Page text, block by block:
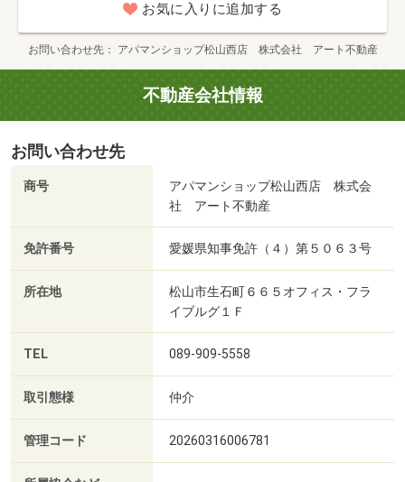
お気に入りに追加する
お問い合わせ先 アパマンショップ松山西店 株式会社 アート不動産
不動産会社情報
お問い合わせ先
商号
アパマンショップ松山西店 株式会
社 アート不動産
免許番号 愛媛県知事免許（４）第５０６３号
所在地
松山市生石町６６５オフィス・フラ
イブルグ１Ｆ
TEL 089-909-5558
取引態様 仲介
管理コード 20260316006781